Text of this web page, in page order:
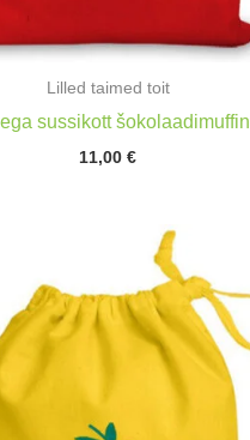
Lilled taimed toit
sussikott šokolaadimuffin
11,00 €